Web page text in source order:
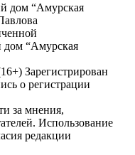
дом “Амурская
дом “Амурская
Зарегистрирован
о регистрации
за мнения,
Использование
редакции